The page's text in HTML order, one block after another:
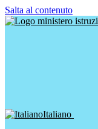
Salta al contenuto
Italiano